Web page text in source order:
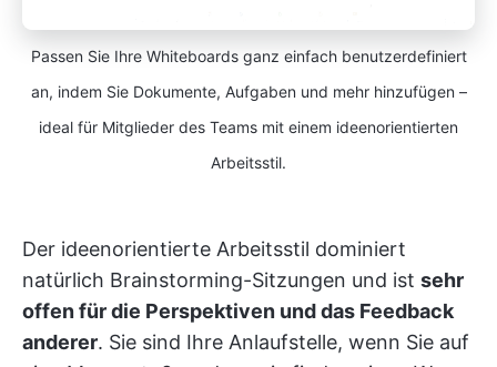
Passen Sie Ihre Whiteboards ganz einfach benutzerdefiniert
an, indem Sie Dokumente, Aufgaben und mehr hinzufügen –
ideal für Mitglieder des Teams mit einem ideenorientierten
Arbeitsstil.
Der ideenorientierte Arbeitsstil dominiert
natürlich Brainstorming-Sitzungen und ist sehr
offen für die Perspektiven und das Feedback
anderer. Sie sind Ihre Anlaufstelle, wenn Sie auf